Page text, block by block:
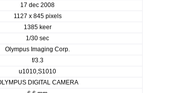
17 dec 2008
1127 x 845 pixels
1385 keer
1/30 sec
Olympus Imaging Corp.
f/3.3
u1010,S1010
DIGITAL CAMERA